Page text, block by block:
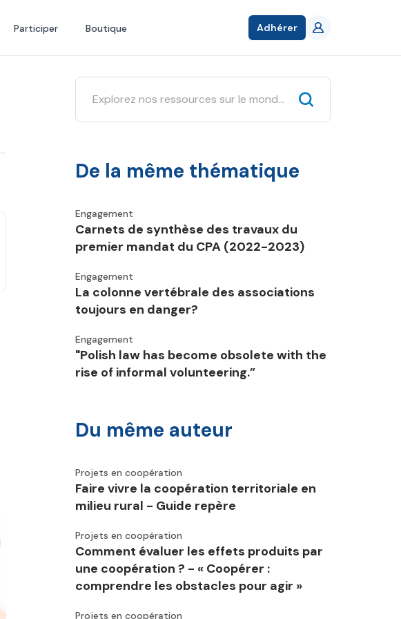
Participer Boutique Adhérer
De la même thématique
Engagement
Carnets de synthèse des travaux du
premier mandat du CPA (2022-2023)
Engagement
La colonne vertébrale des associations
toujours en danger?
Engagement
"Polish law has become obsolete with the
rise of informal volunteering.”
Du même auteur
Projets en coopération
Faire vivre la coopération territoriale en
milieu rural - Guide repère
Projets en coopération
Comment évaluer les effets produits par
une coopération ? - « Coopérer :
comprendre les obstacles pour agir »
Projets en coopération